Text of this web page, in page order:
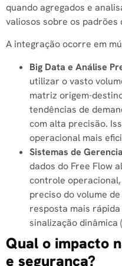
quando agregados e
valiosos sobre os padrões
A integração ocorre em
Big Data e Análise
utilizar o vasto
matriz origem-
tendências de
com alta precisão.
operacional mais
Sistemas de
dados do Free Flow
controle
preciso do volume
resposta mais
sinalização dinâmica
Qual o impacto
e segurança?